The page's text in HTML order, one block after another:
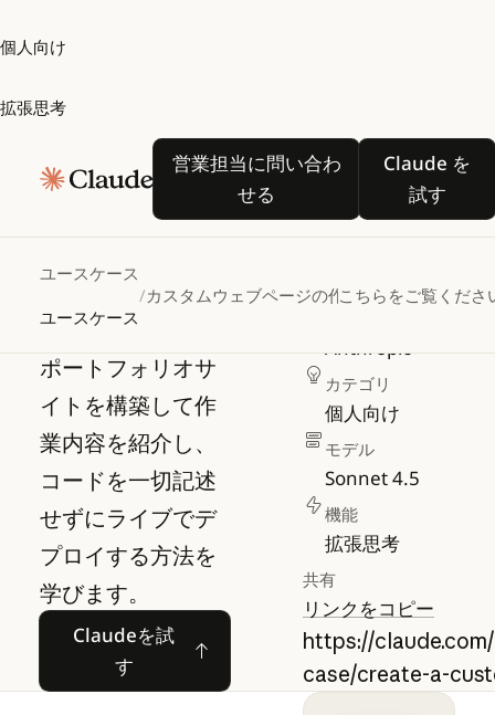
個人向け
拡張思考
営業担当に問い合わ
せる
営業担当に問い合わせる
Claude を
試す
Claude
ユースケース
ユースケース
/カスタムウェブページの作成こちらをご覧くださ
カスタム
ウェブペ
ージの作
成
ポートフォリオサ
イトを構築して作
業内容を紹介し、
コードを一切記述
せずにライブでデ
プロイする方法を
学びます。
Claudeを試
す
Claudeを試す
Anthropic
カテゴリ
個人向け
モデル
Sonnet 4.5
機能
拡張思考
共有
リンクをコピー
https://
case/create-a-